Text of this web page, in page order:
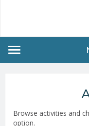
Browse activities and
option.